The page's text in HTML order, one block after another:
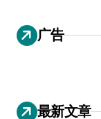
广告
最新文章